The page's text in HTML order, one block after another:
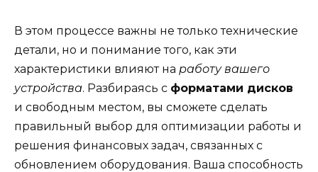
В этом процессе важны не только технические
детали, но и понимание того, как эти
характеристики влияют на работу вашего
устройства. Разбираясь с форматами дисков
и свободным местом, вы сможете сделать
правильный выбор для оптимизации работы и
решения финансовых задач, связанных с
обновлением оборудования. Ваша способность